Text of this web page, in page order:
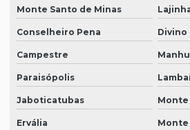
Monte Santo de Minas
Conselheiro Pena Divino
Campestre
Paraisópolis
Jaboticatubas Monte
Ervália Monte